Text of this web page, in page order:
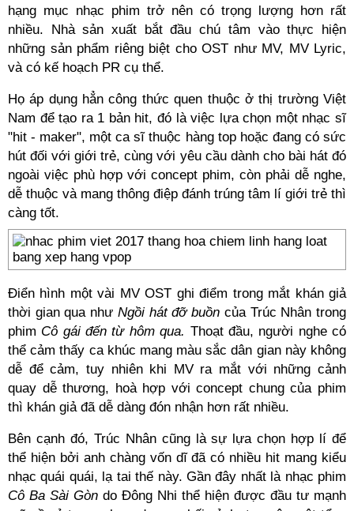
hạng mục nhạc phim trở nên có trọng lượng hơn rất
nhiều. Nhà sản xuất bắt đầu chú tâm vào thực hiện
những sản phẩm riêng biệt cho OST như MV, MV Lyric,
và có kế hoạch PR cụ thể.
Họ áp dụng hẳn công thức quen thuộc ở thị trường Việt
Nam để tạo ra 1 bản hit, đó là việc lựa chọn một nhạc sĩ
"hit - maker", một ca sĩ thuộc hàng top hoặc đang có sức
hút đối với giới trẻ, cùng với yêu cầu dành cho bài hát đó
ngoài việc phù hợp với concept phim, còn phải dễ nghe,
dễ thuộc và mang thông điệp đánh trúng tâm lí giới trẻ thì
càng tốt.
Điển hình một vài MV OST ghi điểm trong mắt khán giả
thời gian qua như Ngồi hát đỡ buồn của Trúc Nhân trong
phim Cô gái đến từ hôm qua. Thoạt đầu, người nghe có
thể cảm thấy ca khúc mang màu sắc dân gian này không
dễ để cảm, tuy nhiên khi MV ra mắt với những cảnh
quay dễ thương, hoà hợp với concept chung của phim
thì khán giả đã dễ dàng đón nhận hơn rất nhiều.
Bên cạnh đó, Trúc Nhân cũng là sự lựa chọn hợp lí để
thể hiện bởi anh chàng vốn dĩ đã có nhiều hit mang kiểu
nhạc quái quái, lạ tai thế này. Gần đây nhất là nhạc phim
Cô Ba Sài Gòn do Đông Nhi thể hiện được đầu tư mạnh